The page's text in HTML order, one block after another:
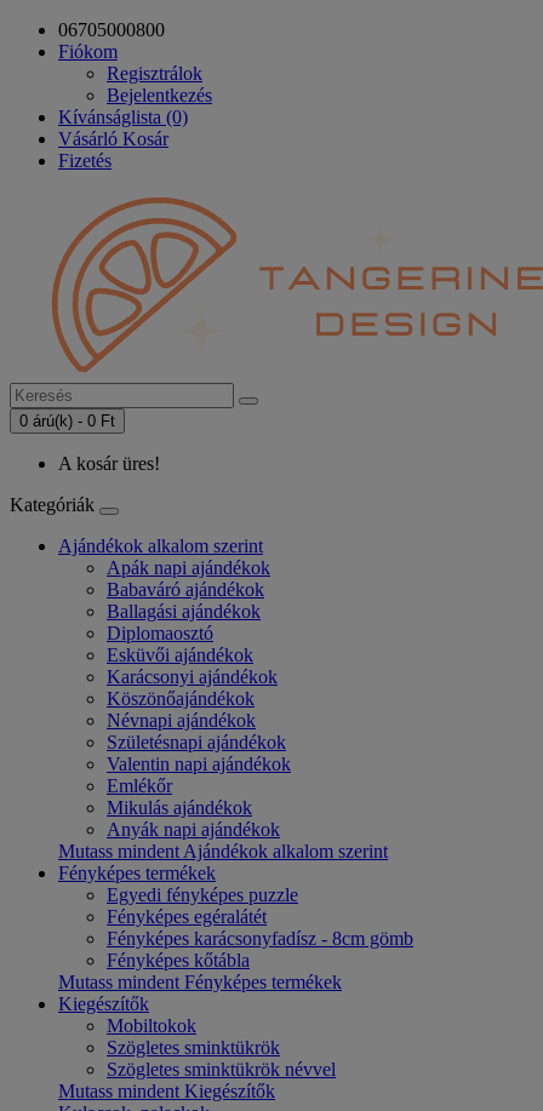
06705000800
Fiókom
Regisztrálok
Bejelentkezés
Kívánságlista (0)
Vásárló Kosár
Fizetés
0 árú(k) - 0 Ft
A kosár üres!
Kategóriák
Ajándékok alkalom szerint
Apák napi ajándékok
Babaváró ajándékok
Ballagási ajándékok
Diplomaosztó
Esküvői ajándékok
Karácsonyi ajándékok
Köszönőajándékok
Névnapi ajándékok
Születésnapi ajándékok
Valentin napi ajándékok
Emlékőr
Mikulás ajándékok
Anyák napi ajándékok
Mutass mindent Ajándékok alkalom szerint
Fényképes termékek
Egyedi fényképes puzzle
Fényképes egéralátét
Fényképes karácsonyfadísz - 8cm gömb
Fényképes kőtábla
Mutass mindent Fényképes termékek
Kiegészítők
Mobiltokok
Szögletes sminktükrök
Szögletes sminktükrök névvel
Mutass mindent Kiegészítők